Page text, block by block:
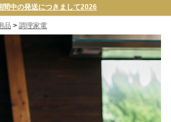
間中の発送につきまして2026
品 > 調理家電